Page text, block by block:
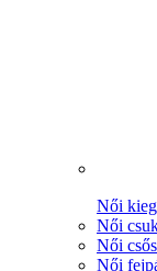
Női
Női
Női
Női